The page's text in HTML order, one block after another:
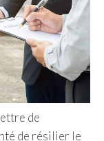
de
de résilier le